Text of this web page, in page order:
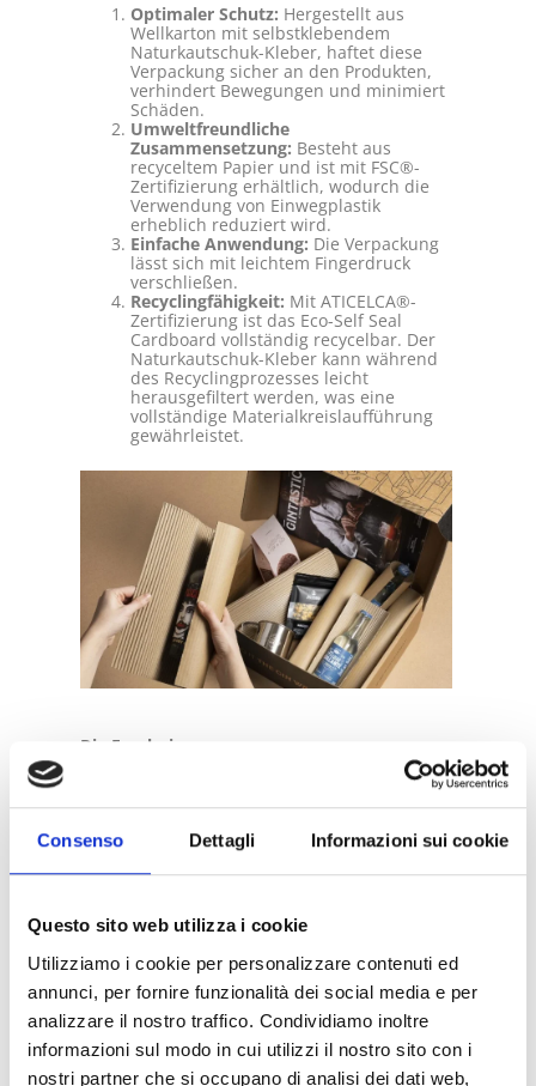
Consenso Dettagli Informazioni sui cookie
Questo sito web utilizza i cookie
Utilizziamo i cookie per personalizzare contenuti ed
annunci, per fornire funzionalità dei social media e per
analizzare il nostro traffico. Condividiamo inoltre
informazioni sul modo in cui utilizzi il nostro sito con i
nostri partner che si occupano di analisi dei dati web,
Optimaler Schutz: Hergestellt aus
Wellkarton mit selbstklebendem
Naturkautschuk-Kleber, haftet diese
Verpackung sicher an den Produkten,
verhindert Bewegungen und minimiert
Schäden.
Umweltfreundliche
Zusammensetzung: Besteht aus
recyceltem Papier und ist mit FSC®-
Zertifizierung erhältlich, wodurch die
Verwendung von Einwegplastik
erheblich reduziert wird.
Einfache Anwendung: Die Verpackung
lässt sich mit leichtem Fingerdruck
verschließen.
Recyclingfähigkeit: Mit ATICELCA®-
Zertifizierung ist das Eco-Self Seal
Cardboard vollständig recycelbar. Der
Naturkautschuk-Kleber kann während
des Recyclingprozesses leicht
herausgefiltert werden, was eine
vollständige Materialkreislaufführung
gewährleistet.
Die Ergebnisse
Cardboard ist es The Gin Way gelungen, auf
eine nachhaltigere Verpackungslösung
umzusteigen, ohne dabei den Produktschutz
oder die betriebliche Effizienz zu
Nachhaltigkeit gefördert:Die
Verwendung von Einweg-
Kunststoffverpackungen wurde
eliminiert, wodurch der ökologische
Fußabdruck reduziert wurde.
Konsistenten Schutz beibehalten:Die
neue Lösung bietet den gleichen Schutz